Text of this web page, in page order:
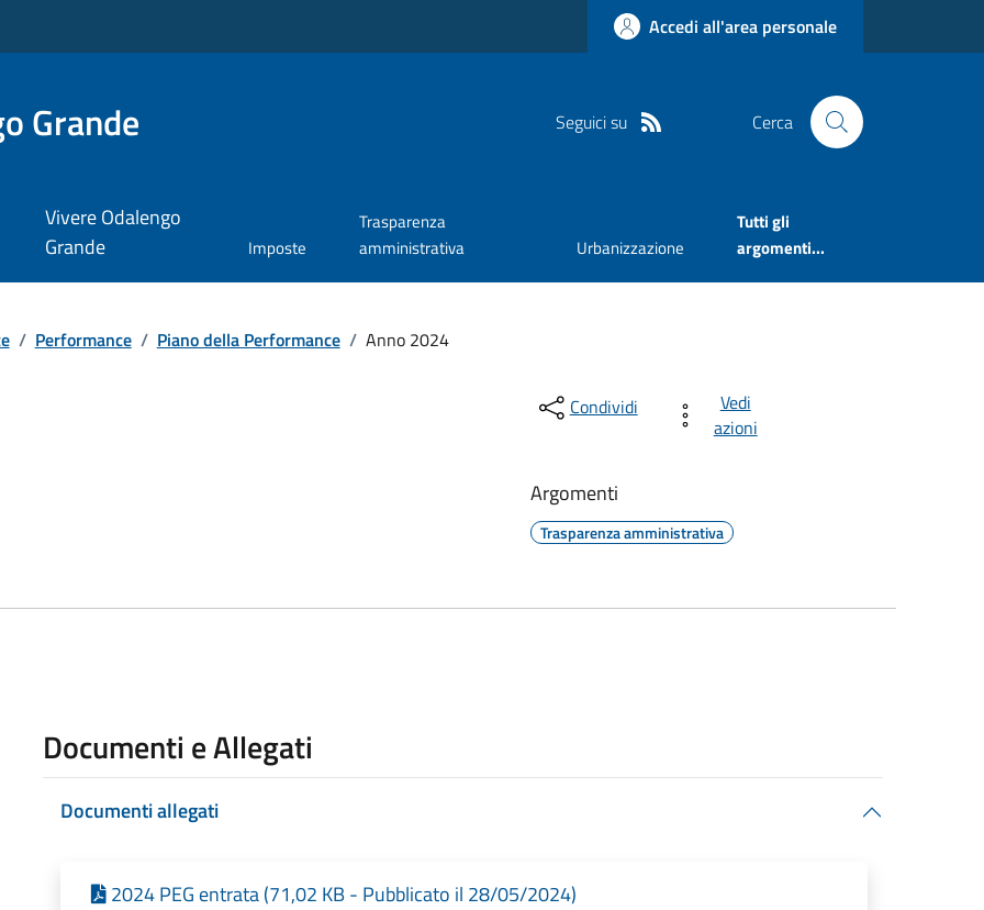
Accedi all'area personale
Grande Seguici su Cerca
Vivere Odalengo
Grande
Imposte
Trasparenza
amministrativa
Urbanizzazione
Tutti gli
argomenti...
/ Performance / Piano della Performance / Anno 2024
Condividi
Vedi
azioni
Argomenti
Trasparenza amministrativa
Documenti e Allegati
Documenti allegati
2024 PEG entrata (71,02 KB - Pubblicato il 28/05/2024)